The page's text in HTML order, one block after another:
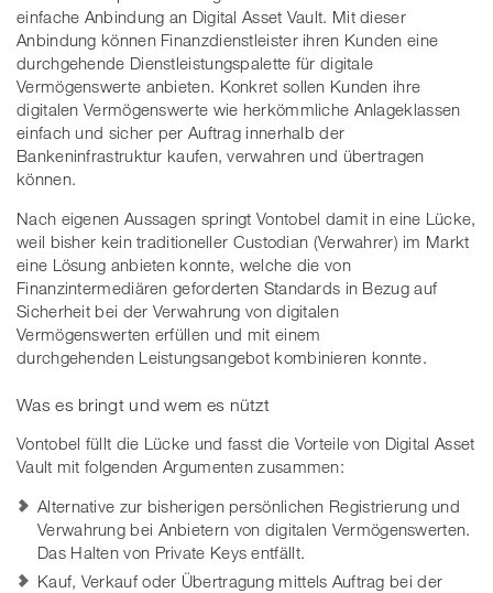
einfache Anbindung an Digital Asset Vault. Mit dieser
Anbindung können Finanzdienstleister ihren Kunden eine
durchgehende Dienstleistungspalette für digitale
Vermögenswerte anbieten. Konkret sollen Kunden ihre
digitalen Vermögenswerte wie herkömmliche Anlageklassen
einfach und sicher per Auftrag innerhalb der
Bankeninfrastruktur kaufen, verwahren und übertragen
können.
Nach eigenen Aussagen springt Vontobel damit in eine Lücke,
weil bisher kein traditioneller Custodian (Verwahrer) im Markt
eine Lösung anbieten konnte, welche die von
Finanzintermediären geforderten Standards in Bezug auf
Sicherheit bei der Verwahrung von digitalen
Vermögenswerten erfüllen und mit einem
durchgehenden Leistungsangebot kombinieren konnte.
Was es bringt und wem es nützt
Vontobel füllt die Lücke und fasst die Vorteile von Digital Asset
Vault mit folgenden Argumenten zusammen:
Alternative zur bisherigen persönlichen Registrierung und
Verwahrung bei Anbietern von digitalen Vermögenswerten.
Das Halten von Private Keys entfällt.
Kauf, Verkauf oder Übertragung mittels Auftrag bei der